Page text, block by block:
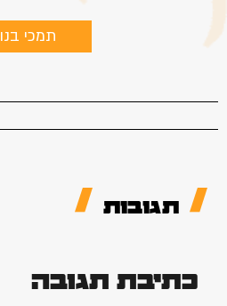
תמכי בנו
תגובות
כתיבת תגובה